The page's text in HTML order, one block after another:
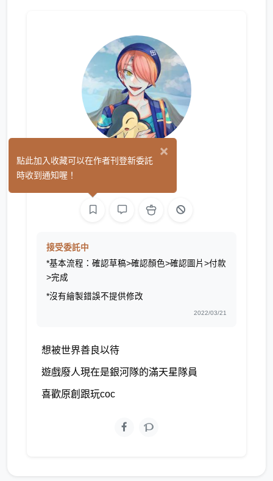
涼野風太
接受委託中
*基本流程：確認草稿>確認顏色>確認圖片>付款
>完成
*沒有繪製錯誤不提供修改
2022/03/21
想被世界善良以待
遊戲廢人現在是銀河隊的滿天星隊員
喜歡原創跟玩coc
×
點此加入收藏可以在作者刊登新委託
時收到通知喔！